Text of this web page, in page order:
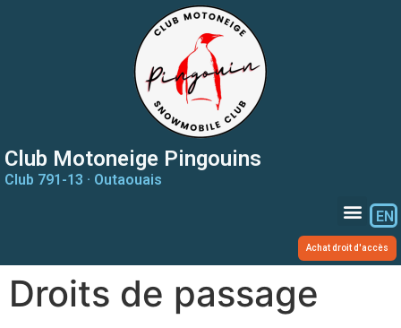
Club Motoneige Pingouins
Club 791-13 · Outaouais
EN
Achat droit d'accès
Droits de passage